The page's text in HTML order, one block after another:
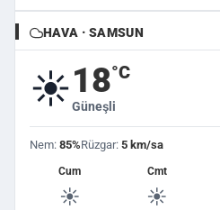
HAVA · SAMSUN
☀️18°C
Güneşli
Nem: 85%Rüzgar: 5 km/sa
Cum
☀️
Cmt
☀️